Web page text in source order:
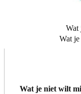
Wat
Wat
Wat je niet wilt